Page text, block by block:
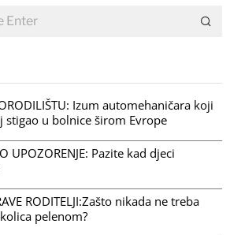
Izum automehaničara koji
stigao u bolnice širom Evrope
UPOZORENJE: Pazite kad djeci
RODITELJI:Zašto nikada ne treba
pelenom?